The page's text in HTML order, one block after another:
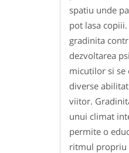
spatiu unde
pot lasa copiii.
gradinita
dezvoltarea
micutilor si se
diverse
viitor.
unui climat
permite o
ritmul propriu